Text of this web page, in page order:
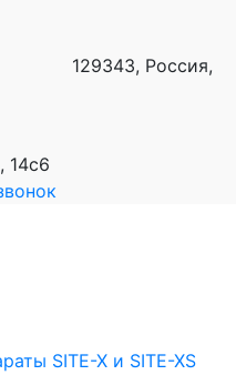
129343, Россия,
14с6
SITE-X и SITE-XS